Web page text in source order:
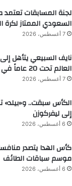
لجنة المسابقات تعتمد
السعودي الممتاز لكرة
7 أغسطس، 2026
نايف السبيعي يتأهل
العالم تحت 20 عاماً في سباق 400م حواجز
7 أغسطس، 2026
الكأس سبقت.. و«بيلد»
إلى ليفركوزن
6 أغسطس، 2026
كأس الهدا يتصدر
موسم سباقات الطائف
6 أغسطس، 2026